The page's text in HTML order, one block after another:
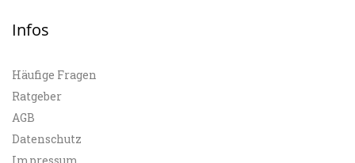
Infos
Häufige Fragen
Ratgeber
AGB
Datenschutz